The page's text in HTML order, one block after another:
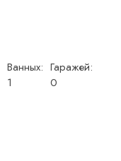
Ванных:
1
Гаражей:
0